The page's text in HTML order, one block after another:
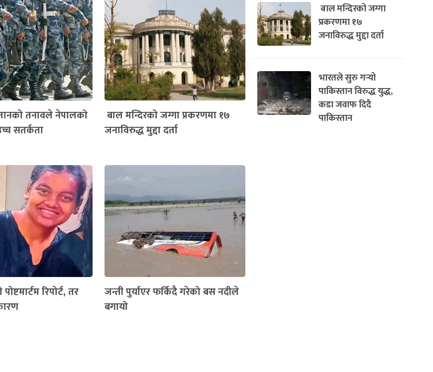
तनावले नेपालको
सतर्कता
बाल मन्दिरको जग्गा प्रकरणमा १७
जनाविरुद्ध मुद्दा दर्ता
रिपोर्ट, तर
जन्ती पुर्याएर फर्किदै गरेको बस नदीले
बगायो
बाल मन्दिरको जग्गा
प्रकरणमा १७
जनाविरुद्ध मुद्दा दर्ता
भारतले सुरु गर्‍यो
पाकिस्तान विरुद्ध युद्ध,
कडा जवाफ दिदै
पाकिस्तान